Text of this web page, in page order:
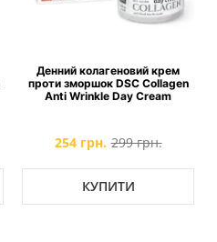
Денний колагеновий крем
проти зморшок DSC Collagen
Anti Wrinkle Day Cream
254 грн. 299 грн.
КУПИТИ